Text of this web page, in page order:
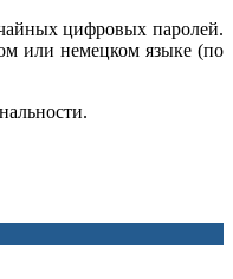
цифровых паролей.
или немецком языке (по